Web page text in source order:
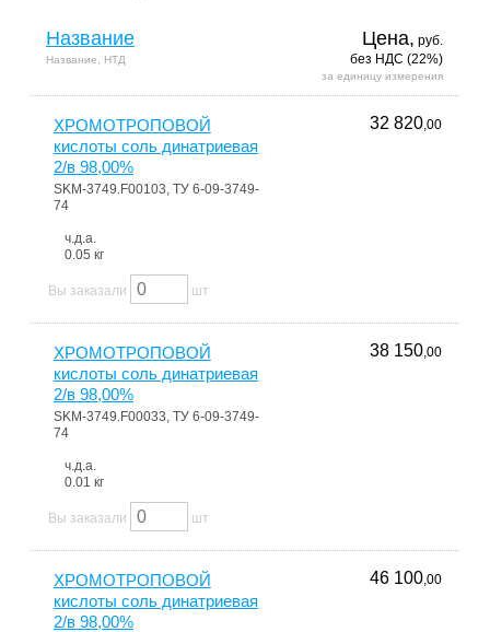
Название
Название, НТД
Цена, руб.
без НДС (22%)
за единицу измерения
ХРОМОТРОПОВОЙ
кислоты соль динатриевая
2/в 98,00%
SKM-3749.F00103, ТУ 6-09-3749-
74
ч.д.а.
0.05 кг
32 820,00
Вы заказали шт
ХРОМОТРОПОВОЙ
кислоты соль динатриевая
2/в 98,00%
SKM-3749.F00033, ТУ 6-09-3749-
74
ч.д.а.
0.01 кг
38 150,00
Вы заказали шт
ХРОМОТРОПОВОЙ
кислоты соль динатриевая
2/в 98,00%
46 100,00